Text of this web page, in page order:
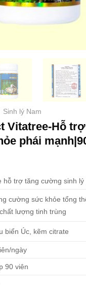
Sinh lý Nam
Vitatree-Hỗ
phái
hỗ trợ tăng cường sinh
cường sức khỏe tổng
lượng tinh trùng
biển Úc, kẽm citrate
ngày
90 viên